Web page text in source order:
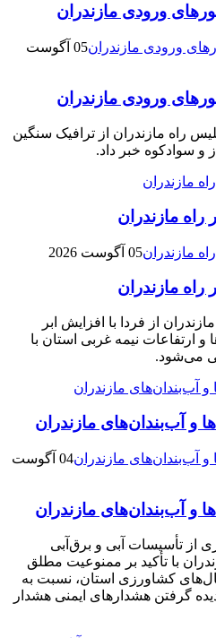
ورودی مازندران
05 آگوست
ورودی مازندران
راه مازندران از ترافیک سنگین
و سوادکوه خبر داد.
راه مازندران
05 آگوست 2026
راه مازندران
از فردا با افزایش ابر
و ارتفاعات نیمه غربی استان با
می‌شود.
و آب‌بندان‌‌های مازندران
04 آگوست
و آب‌بندان‌‌های مازندران
از تأسیسات آبی و برق‌آبی
با تأکید بر ممنوعیت مطلق
کشاورزی استان، نسبت به
گرفتن هشدارهای ایمنی هشدار